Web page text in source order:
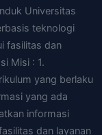
Universitas
teknologi
fasilitas dan
Misi : 1.
yang berlaku
yang ada
informasi
dan layanan